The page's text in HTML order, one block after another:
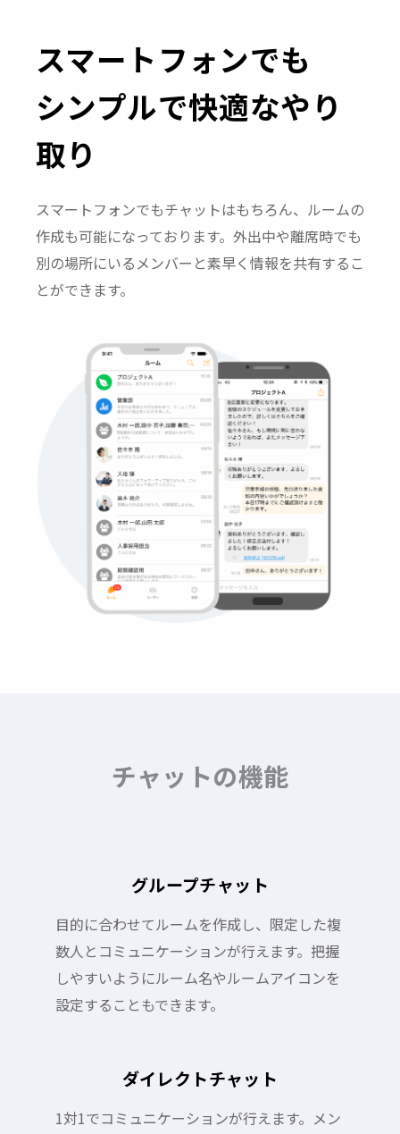
スマートフォンでも
シンプルで快適なやり
取り
スマートフォンでもチャットはもちろん、ルームの
作成も可能になっております。外出中や離席時でも
別の場所にいるメンバーと素早く情報を共有するこ
とができます。
チャットの機能
グループチャット
目的に合わせてルームを作成し、限定した複
数人とコミュニケーションが行えます。把握
しやすいようにルーム名やルームアイコンを
設定することもできます。
ダイレクトチャット
1対1でコミュニケーションが行えます。メン